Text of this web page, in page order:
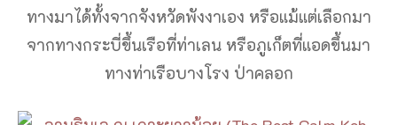
ทางมาได้ทั้งจากจังหวัดพังงาเอง หรือแม้แต่เลือกมา
จากทางกระบี่ขึ้นเรือที่ท่าเลน หรือภูเก็ตที่แอดขึ้นมา
ทางท่าเรือบางโรง ป่าคลอก